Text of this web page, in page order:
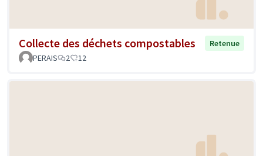
Collecte des déchets compostables
Retenue
PERAIS
2 12